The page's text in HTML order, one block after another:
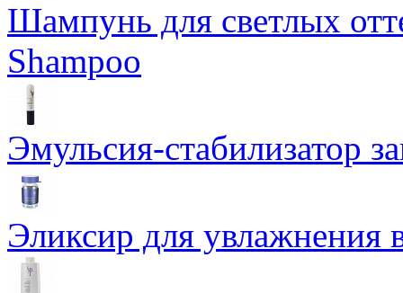
Шампунь для светлых
Shampoo
Эмульсия-стабилизатор
Эликсир для увлажнения